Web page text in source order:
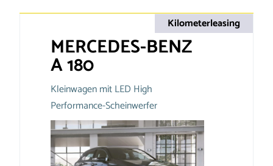
Kilometerleasing
MERCEDES-BENZ
A 180
Kleinwagen mit LED High
Performance-Scheinwerfer